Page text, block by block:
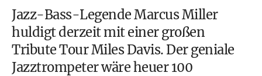
Jazz-Bass-Legende Marcus Miller
huldigt derzeit mit einer großen
Tribute Tour Miles Davis. Der geniale
Jazztrompeter wäre heuer 100